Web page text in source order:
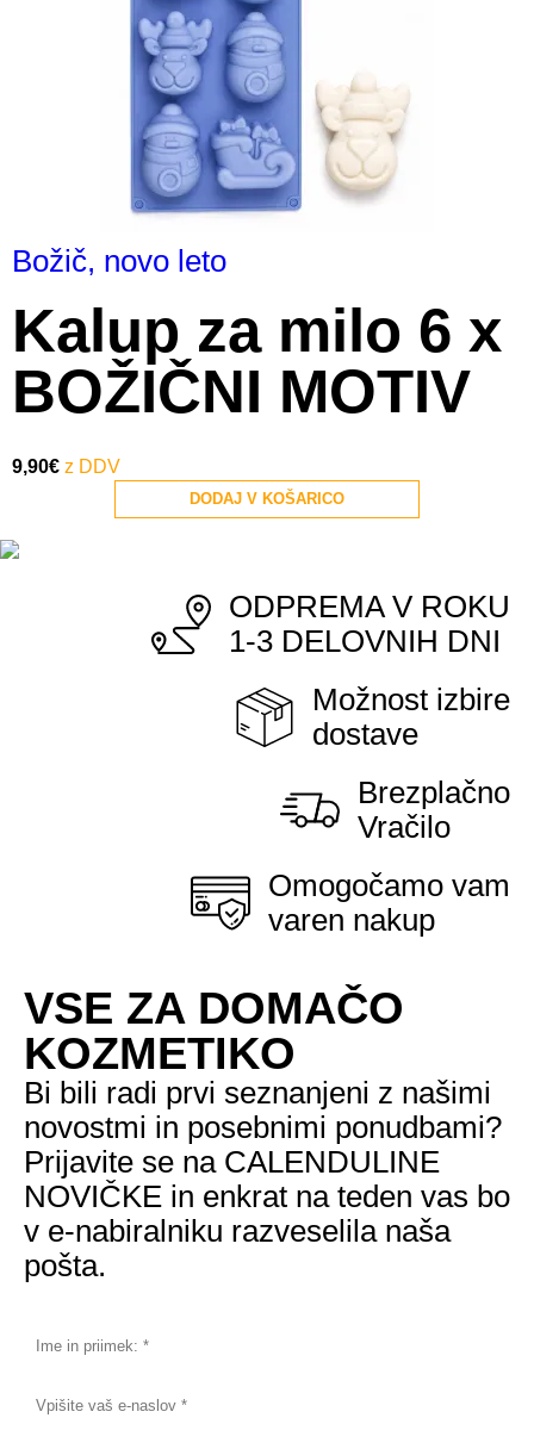
Božič, novo leto
Kalup za milo 6 x
BOŽIČNI MOTIV
9,90€
DODAJ V KOŠARICO
ODPREMA V ROKU
1-3 DELOVNIH DNI
Možnost izbire
dostave
Brezplačno
Vračilo
Omogočamo vam
varen nakup
VSE ZA DOMAČO
KOZMETIKO
Bi bili radi prvi seznanjeni z našimi
novostmi in posebnimi ponudbami?
Prijavite se na CALENDULINE
NOVIČKE in enkrat na teden vas bo
v e-nabiralniku razveselila naša
pošta.